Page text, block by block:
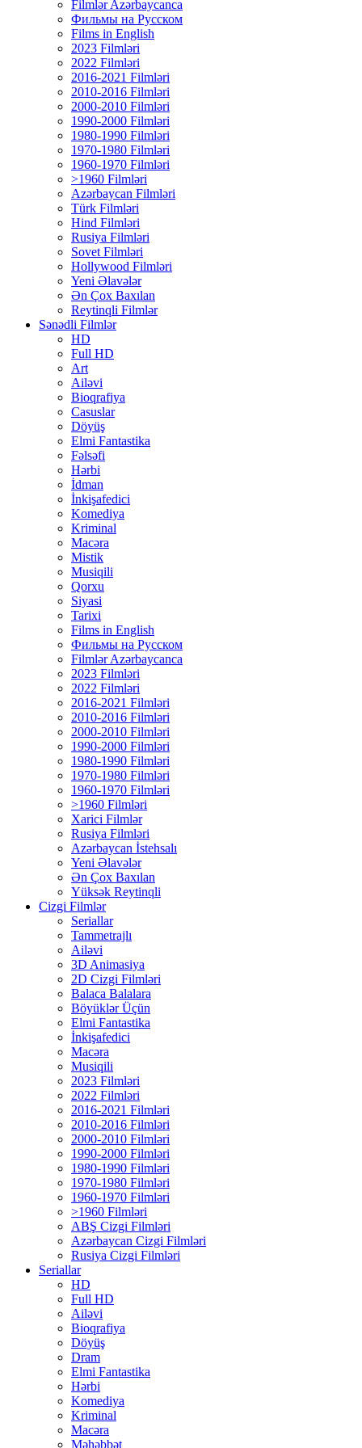
Filmlər Azərbaycanca
Фильмы на Русском
Films in English
2023 Filmləri
2022 Filmləri
2016-2021 Filmləri
2010-2016 Filmləri
2000-2010 Filmləri
1990-2000 Filmləri
1980-1990 Filmləri
1970-1980 Filmləri
1960-1970 Filmləri
>1960 Filmləri
Azərbaycan Filmləri
Türk Filmləri
Hind Filmləri
Rusiya Filmləri
Sovet Filmləri
Hollywood Filmləri
Yeni Əlavələr
Ən Çox Baxılan
Reytinqli Filmlər
Sənədli Filmlər
HD
Full HD
Art
Ailəvi
Bioqrafiya
Casuslar
Döyüş
Elmi Fantastika
Fəlsəfi
Hərbi
İdman
İnkişafedici
Komediya
Kriminal
Macəra
Mistik
Musiqili
Qorxu
Siyasi
Tarixi
Films in English
Фильмы на Русском
Filmlər Azərbaycanca
2023 Filmləri
2022 Filmləri
2016-2021 Filmləri
2010-2016 Filmləri
2000-2010 Filmləri
1990-2000 Filmləri
1980-1990 Filmləri
1970-1980 Filmləri
1960-1970 Filmləri
>1960 Filmləri
Xarici Filmlər
Rusiya Filmləri
Azərbaycan İstehsalı
Yeni Əlavələr
Ən Çox Baxılan
Yüksək Reytinqli
Cizgi Filmlər
Seriallar
Tammetrajlı
Ailəvi
3D Animasiya
2D Cizgi Filmləri
Balaca Balalara
Böyüklər Üçün
Elmi Fantastika
İnkişafedici
Macəra
Musiqili
2023 Filmləri
2022 Filmləri
2016-2021 Filmləri
2010-2016 Filmləri
2000-2010 Filmləri
1990-2000 Filmləri
1980-1990 Filmləri
1970-1980 Filmləri
1960-1970 Filmləri
>1960 Filmləri
ABŞ Cizgi Filmləri
Azərbaycan Cizgi Filmləri
Rusiya Cizgi Filmləri
Seriallar
HD
Full HD
Ailəvi
Bioqrafiya
Döyüş
Dram
Elmi Fantastika
Hərbi
Komediya
Kriminal
Macəra
Məhəbbət